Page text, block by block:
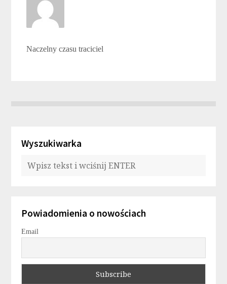
Naczelny czasu traciciel
Wyszukiwarka
Powiadomienia o nowościach
Email